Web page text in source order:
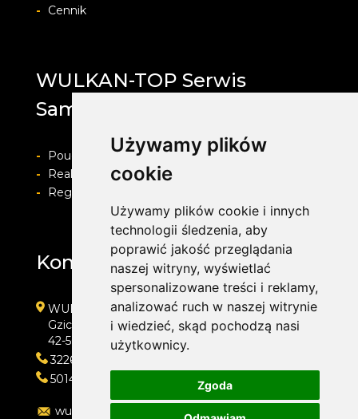
Używamy plików
cookie
Używamy plików cookie i innych
technologii śledzenia, aby
poprawić jakość przeglądania
naszej witryny, wyświetlać
spersonalizowane treści i reklamy,
analizować ruch w naszej witrynie
i wiedzieć, skąd pochodzą nasi
użytkownicy.
Zgoda
-
Cennik
WULKAN-TOP Serwis
Samochodowy
-
Pouczenie o prawie do odstapienia od umowy
-
Realizacja zamówienia i formy płatności
-
Regulamin i Polityka prywatności
Kontakt
WULKAN-TOP Serwis Samochodowy
Gzichowska 108
42-504 Będzin
322692033
501410313
wulkan-top@wp.pl